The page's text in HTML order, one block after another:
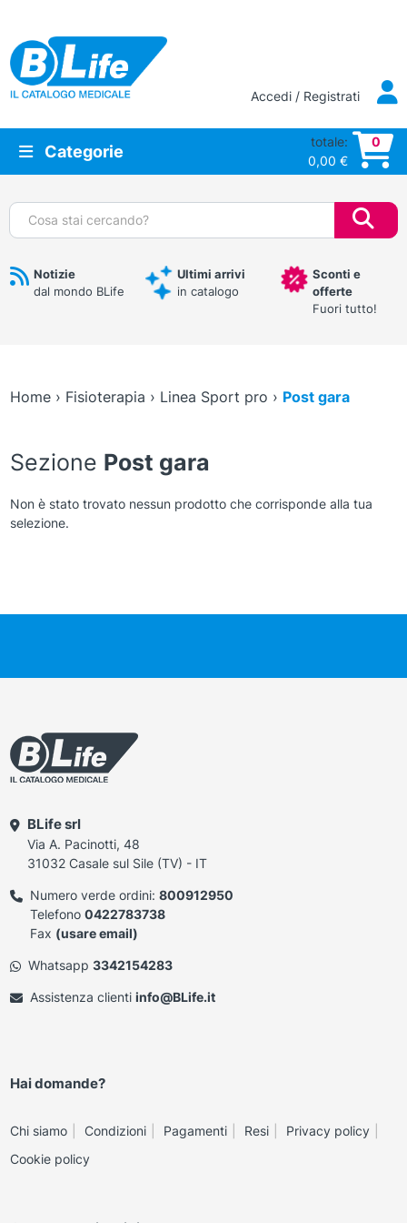
Vai al contenuto principale
Accedi / Registrati
Categorie
totale:
0,00 €
0
Cerca:
Notizie
dal mondo BLife
Ultimi arrivi
in catalogo
Sconti e
offerte
Fuori tutto!
Home› Fisioterapia › Linea Sport pro › Post gara
Sezione Post gara
Non è stato trovato nessun prodotto che corrisponde alla tua
selezione.
BLife srl
Via A. Pacinotti, 48
31032 Casale sul Sile (TV) - IT
Numero verde ordini: 800912950
Telefono 0422783738
Fax (usare email)
Whatsapp 3342154283
Assistenza clienti info@BLife.it
Hai domande?
Chi siamo Condizioni Pagamenti Resi
Privacy policy
Cookie policy